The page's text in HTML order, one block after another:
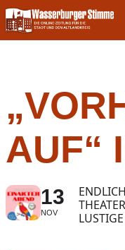
Skip
to
content
AUF“
13
NOV